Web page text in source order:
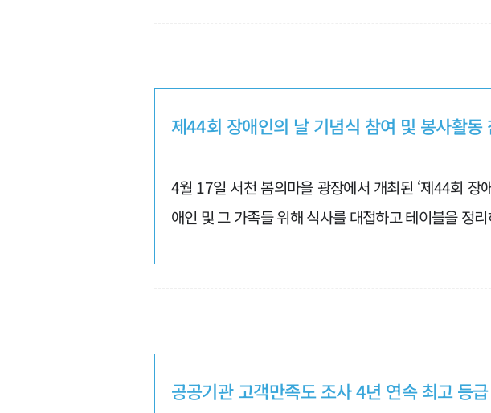
제44회 장애인의 날 기념식 참여 및 봉사활동
4월 17일 서천 봄의마을 광장에서 개최된 ‘제44회 장
애인 및 그 가족들 위해 식사를 대접하고 테이블을 정
공공기관 고객만족도 조사 4년 연속 최고 등